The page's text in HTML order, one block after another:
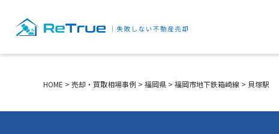
HOME > 売却・買取相場事例 > 福岡県 > 福岡市地下鉄箱崎線 > 貝塚駅